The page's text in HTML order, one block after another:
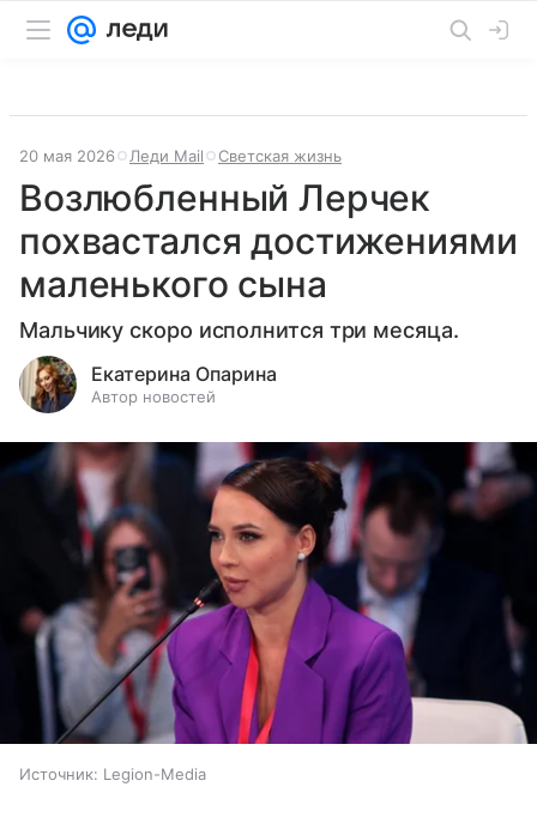
20 мая 2026 Леди Mail Светская жизнь
Возлюбленный Лерчек
похвастался достижениями
маленького сына
Мальчику скоро исполнится три месяца.
Екатерина Опарина
Автор новостей
Источник: Legion-Media